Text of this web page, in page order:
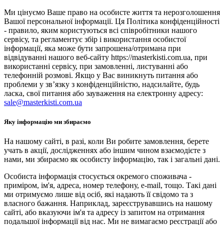
Ми цінуємо Ваше право на особисте життя та нерозголошення
Вашої персональної інформації. Ця Політика конфіденційності
- правило, яким користуються всі співробітники нашого
сервісу, та регламентує збір і використання особистої
інформації, яка може бути запрошена/отримана при
відвідуванні нашого веб-сайту https://masterkisti.com.ua, при
використанні сервісу, при замовленні, листуванні або
телефонній розмові. Якщо у Вас виникнуть питання або
проблеми у зв’язку з конфіденційністю, надсилайте, будь
ласка, свої питання або зауваження на електронну адресу:
sale@masterkisti.com.ua
Яку інформацію ми збираємо
На нашому сайті, в разі, коли Ви робите замовлення, берете
учать в акції, дослідженнях або іншим чином взаємодієте з
нами, ми збираємо як особисту інформацію, так і загальні дані.
Особиста інформація стосується окремого споживача -
приміром, ім'я, адреса, номер телефону, e-mail, тощо. Такі дані
ми отримуємо лише від осіб, які надають її свідомо та з
власного бажання. Наприклад, зареєструвавшись на нашому
сайті, або вказуючи ім'я та адресу із запитом на отримання
подальшої інформації від нас. Ми не вимагаємо реєстрації або